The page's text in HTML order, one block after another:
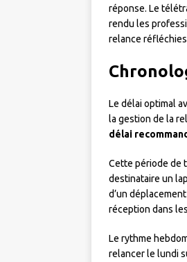
réponse. Le
rendu les
relance
Le délai optimal
la gestion de la
délai
Cette période de
destinataire un
d’un
réception dans
Le rythme
relancer le lundi